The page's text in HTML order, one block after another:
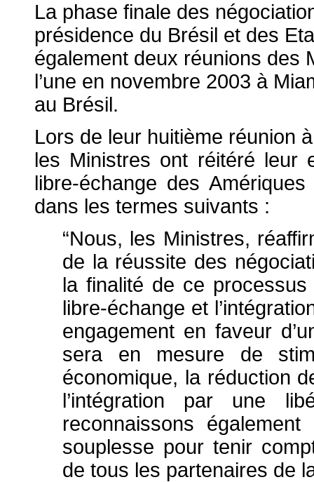
La phase finale des
présidence du Brésil et des
également deux réunions des
l’une en novembre 2003 à
au Brésil.
Lors de leur huitième réunion
les Ministres ont réitéré leur
libre-échange des
dans les termes suivants :
“Nous, les Ministres,
de la réussite des
la finalité de ce
libre-échange et
engagement en faveur
sera en mesure de
économique, la réduction
l’intégration par une
reconnaissons
souplesse pour tenir
de tous les partenaires de